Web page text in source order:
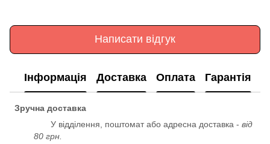
Написати відгук
Інформація Доставка Оплата Гарантія
Зручна доставка
У відділення, поштомат або адресна доставка - від
80 грн.